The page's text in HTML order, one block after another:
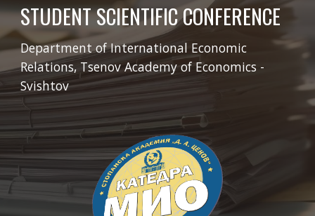
STUDENT SCIENTIFIC CONFERENCE
Department of International Economic
Relations, Tsenov Academy of Economics -
Svishtov